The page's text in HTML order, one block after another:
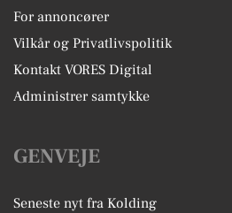
For annoncører
Vilkår og Privatlivspolitik
Kontakt VORES Digital
Administrer samtykke
GENVEJE
Seneste nyt fra Kolding